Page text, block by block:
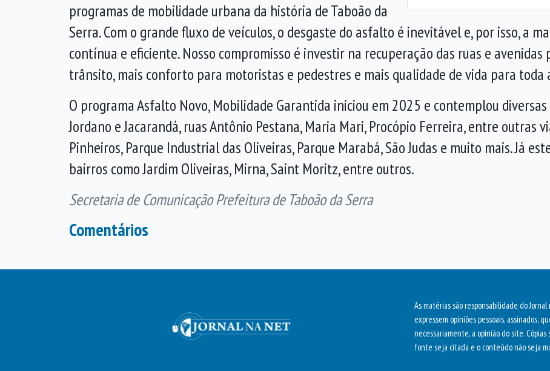
programas de mobilidade urbana da história de Taboão da
Serra. Com o grande fluxo de veículos, o desgaste do asfalto é inevitável e, por isso, a
contínua e eficiente. Nosso compromisso é investir na recuperação das ruas e
trânsito, mais conforto para motoristas e pedestres e mais qualidade de vida para toda
O programa Asfalto Novo, Mobilidade Garantida iniciou em 2025 e contemplou diversas
Jordano e Jacarandá, ruas Antônio Pestana, Maria Mari, Procópio Ferreira, entre outras
Pinheiros, Parque Industrial das Oliveiras, Parque Marabá, São Judas e muito mais. Já
bairros como Jardim Oliveiras, Mirna, Saint Moritz, entre outros.
Secretaria de Comunicação Prefeitura de Taboão da Serra
Comentários
As matérias são responsabilidade do
expressem opiniões pessoais, assinados,
necessariamente, a opinião do site.
fonte seja citada e o conteúdo não seja